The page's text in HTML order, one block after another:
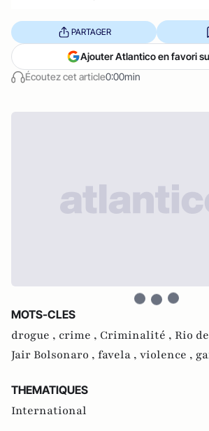
Écoutez cet article0:00min
PARTAGER
Ajouter Atlantico en favori
MOTS-CLES
drogue , crime , Criminalité , Rio
Jair Bolsonaro , favela , violence ,
THEMATIQUES
International